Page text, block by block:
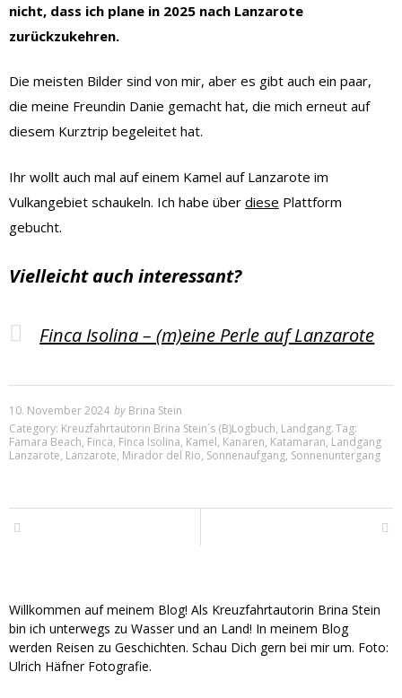
nicht, dass ich plane in 2025 nach Lanzarote
zurückzukehren.
Die meisten Bilder sind von mir, aber es gibt auch ein paar,
die meine Freundin Danie gemacht hat, die mich erneut auf
diesem Kurztrip begeleitet hat.
Ihr wollt auch mal auf einem Kamel auf Lanzarote im
Vulkangebiet schaukeln. Ich habe über diese Plattform
gebucht.
Vielleicht auch interessant?
Finca Isolina – (m)eine Perle auf Lanzarote
10. November 2024 by Brina Stein
Category: Kreuzfahrtautorin Brina Stein´s (B)Logbuch, Landgang.Tag:
Famara Beach, Finca, Finca Isolina, Kamel, Kanaren, Katamaran, Landgang
Lanzarote, Lanzarote, Mirador del Rio, Sonnenaufgang, Sonnenuntergang
Willkommen auf meinem Blog! Als Kreuzfahrtautorin Brina Stein
bin ich unterwegs zu Wasser und an Land! In meinem Blog
werden Reisen zu Geschichten. Schau Dich gern bei mir um. Foto:
Ulrich Häfner Fotografie.